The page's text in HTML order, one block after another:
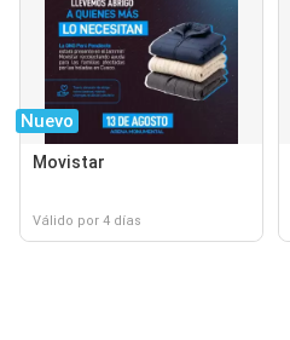
Nuevo
Movistar
Válido por 4 días